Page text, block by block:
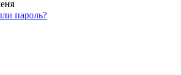
пароль?